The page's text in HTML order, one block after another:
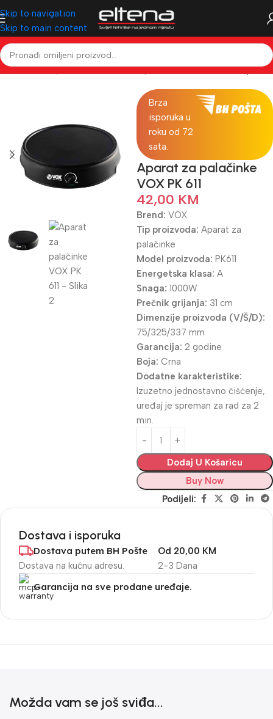
Skip to navigation
Skip to main content
kućanski aparati Mali kućanski aparati Ostali kućanski aparati
Brza
isporuka u
roku od 72
sata.
Aparat za palačinke
VOX PK 611
42,00 KM
Brend: VOX
Tip proizvoda: Aparat za
palačinke
Model proizvoda: PK611
Energetska klasa: A
Snaga: 1000W
Prečnik grijanja: 31 cm
Dimenzije proizvoda (V/Š/D):
75/325/337 mm
Garancija: 2 godine
Boja: Crna
Dodatne karakteristike:
Izuzetno jednostavno čišćenje,
uređaj je spreman za rad za 2
min.
Dodaj U Košaricu
Buy Now
Podijeli:
Dostava i isporuka
Dostava putem BH Pošte
Dostava na kućnu adresu. 2-3 Dana
Od 20,00 KM
Garancija na sve prodane uređaje.
Možda vam se još sviđa...